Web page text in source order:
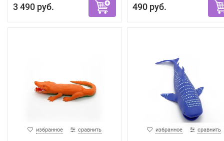
3 490 руб. 490 руб.
избранное сравнить избранное сравнить